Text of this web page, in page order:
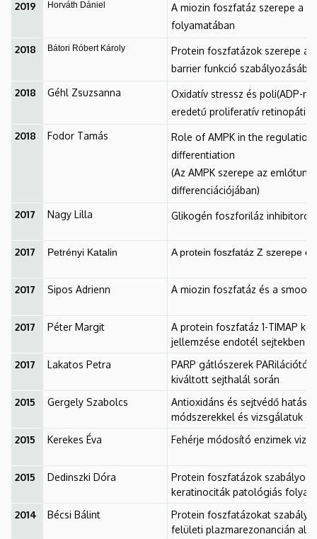
2019 Horváth Dániel
A miozin foszfatáz szerepe a
folyamatában
2018
Bátori Róbert Károly
Protein foszfatázok szerepe
barrier funkció
2018
Géhl Zsuzsanna
Oxidatív stressz és poli(ADP-
eredetű proliferatív
2018
Fodor Tamás
Role of AMPK in the
differentiation
(Az AMPK szerepe az
differenciációjában)
2017
Nagy Lilla Glikogén foszforiláz
2017 Petrényi Katalin A protein foszfatáz Z szerepe
2017 Sipos Adrienn A miozin foszfatáz és a
2017 Péter Margit
A protein foszfatáz 1-TIMAP
jellemzése endotél sejtekben
2017
Lakatos Petra
PARP gátlószerek PARilációtól
kiváltott sejthalál során
2015
Gergely Szabolcs
Antioxidáns és sejtvédő
módszerekkel és vizsgálatuk
2015
Kerekes Éva Fehérje módosító enzimek
2015 Dedinszki Dóra
Protein foszfatázok
keratinociták patológiás
2014
Bécsi Bálint
Protein foszfatázokat
felületi plazmarezonancián